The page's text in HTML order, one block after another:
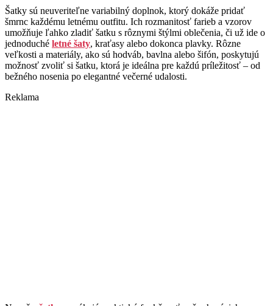
Šatky sú neuveriteľne variabilný doplnok, ktorý dokáže pridať
šmrnc každému letnému outfitu. Ich rozmanitosť farieb a vzorov
umožňuje ľahko zladiť šatku s rôznymi štýlmi oblečenia, či už ide o
jednoduché letné šaty, kraťasy alebo dokonca plavky. Rôzne
veľkosti a materiály, ako sú hodváb, bavlna alebo šifón, poskytujú
možnosť zvoliť si šatku, ktorá je ideálna pre každú príležitosť – od
bežného nosenia po elegantné večerné udalosti.
Reklama